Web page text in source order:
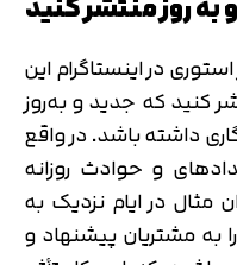
در اینستاگرام این
کنید که جدید و به‌روز
داشته باشد. در واقع
و حوادث روزانه
مثال در ایام نزدیک به
به مشتریان پیشنهاد و